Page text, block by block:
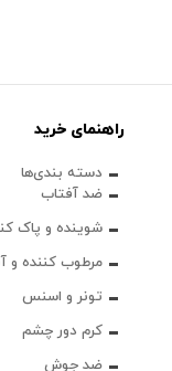
راهنمای خرید
دسته بندی‌ها
ضد آفتاب
شوینده و پاک‌
مرطوب کننده و
تونر و اسنس
کرم دور چشم
ضد جوش